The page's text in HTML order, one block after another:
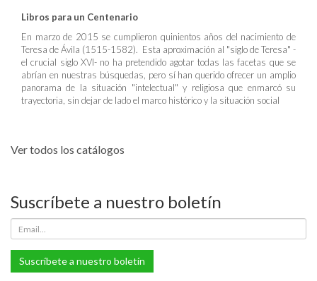
Libros para un Centenario
En marzo de 2015 se cumplieron quinientos años del nacimiento de
Teresa de Ávila (1515-1582). Esta aproximación al "siglo de Teresa" -
el crucial siglo XVI- no ha pretendido agotar todas las facetas que se
abrían en nuestras búsquedas, pero sí han querido ofrecer un amplio
panorama de la situación "intelectual" y religiosa que enmarcó su
trayectoria, sin dejar de lado el marco histórico y la situación social
Ver todos los catálogos
Suscríbete a nuestro boletín
Suscríbete a nuestro boletín